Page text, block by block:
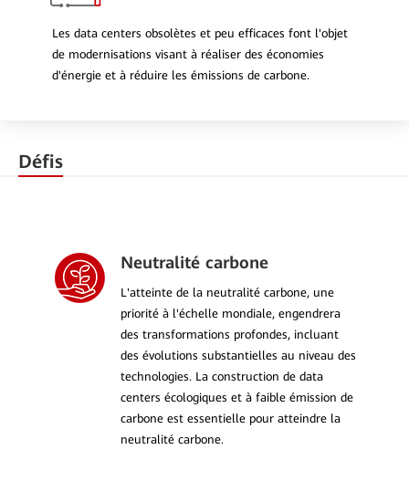
Les data centers obsolètes et peu efficaces font l'objet
de modernisations visant à réaliser des économies
d'énergie et à réduire les émissions de carbone.
Défis
Neutralité carbone
L'atteinte de la neutralité carbone, une
priorité à l'échelle mondiale, engendrera
des transformations profondes, incluant
des évolutions substantielles au niveau des
technologies. La construction de data
centers écologiques et à faible émission de
carbone est essentielle pour atteindre la
neutralité carbone.